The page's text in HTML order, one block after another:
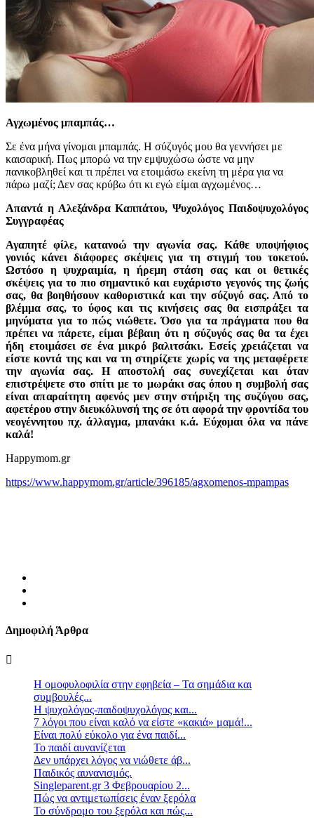
Αγχωμένος μπαμπάς…
Σε ένα μήνα γίνομαι μπαμπάς. Η σύζυγός μου θα γεννήσει με
καισαρική. Πως μπορώ να την εμψυχώσω ώστε να μην
πανικοβληθεί και τι πρέπει να ετοιμάσω εκείνη τη μέρα για να
πάρω μαζί; Δεν σας κρύβω ότι κι εγώ είμαι αγχωμένος…
Aπαντά η Αλεξάνδρα Καππάτου, Ψυχολόγος Παιδοψυχολόγος
Συγγραφέας
Αγαπητέ φίλε, κατανοώ την αγωνία σας. Κάθε υποψήφιος
γονιός κάνει διάφορες σκέψεις για τη στιγμή του τοκετού.
Ωστόσο η ψυχραιμία, η ήρεμη στάση σας και οι θετικές
σκέψεις για το πιο σημαντικό και ευχάριστο γεγονός της ζωής
σας, θα βοηθήσουν καθοριστικά και την σύζυγό σας. Από το
βλέμμα σας, το ύφος και τις κινήσεις σας θα εισπράξει τα
μηνύματα για το πώς νιώθετε. Όσο για τα πράγματα που θα
πρέπει να πάρετε, είμαι βέβαιη ότι η σύζυγός σας θα τα έχει
ήδη ετοιμάσει σε ένα μικρό βαλιτσάκι. Εσείς χρειάζεται να
είστε κοντά της και να τη στηρίζετε χωρίς να της μεταφέρετε
την αγωνία σας. Η αποστολή σας συνεχίζεται και όταν
επιστρέψετε στο σπίτι με το μωράκι σας όπου η συμβολή σας
είναι απαραίτητη αφενός μεν στην στήριξη της συζύγου σας,
αφετέρου στην διευκόλυνσή της σε ότι αφορά την φροντίδα του
νεογέννητου πχ. άλλαγμα, μπανάκι κ.ά. Εύχομαι όλα να πάνε
καλά!
Happymom.gr
https://www.happymom.gr/article/396185/agxomenos-mpampas
Δημοφιλή Άρθρα
Η ομοφυλοφιλία στην εφηβεία – Τα σημάδια και
συμβουλές...
Η ψυχολόγος-παιδοψυχολόγος και...
7 λόγοι που είναι καλό να είστε «κακιά» μαμά!...
Είναι πολύ εύκολο για ένα παιδί...
Το παιδί αυνανίζεται
Δεν υπάρχει λόγος να νιώθετε άβ...
Παιδικός αυνανισμός.
Singleparent.gr 3 Φεβρουαρίου 2...
Πώς να αντιμετωπίσεις έναν ξερόλα
Το σύνδρομο του ξερόλα και πώς...